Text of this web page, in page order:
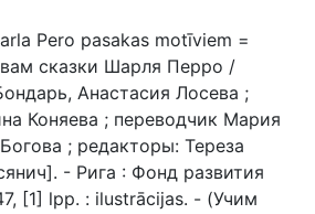
Pero pasakas motīviem =
сказки Шарля Перро /
Анастасия Лосева ;
Коняева ; переводчик Мария
; редакторы: Тереза
- Рига : Фонд развития
[1] lpp. : ilustrācijas. - (Учим